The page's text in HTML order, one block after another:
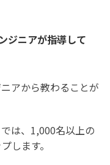
ジニアが指導して
アから教わることが
では、1,000名以上の
します。